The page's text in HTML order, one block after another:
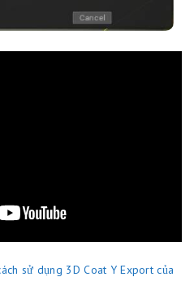
sử dụng 3D Coat Y Export của